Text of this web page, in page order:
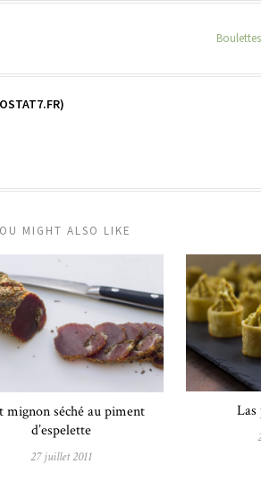
MIGHT ALSO LIKE
mignon séché au piment
d’espelette
27 juillet 2011
Las